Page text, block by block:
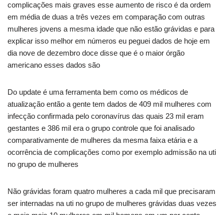
complicações mais graves esse aumento de risco é da ordem
em média de duas a três vezes em comparação com outras
mulheres jovens a mesma idade que não estão grávidas e para
explicar isso melhor em números eu peguei dados de hoje em
dia nove de dezembro doce disse que é o maior órgão
americano esses dados são
Do update é uma ferramenta bem como os médicos de
atualização então a gente tem dados de 409 mil mulheres com
infecção confirmada pelo coronavírus das quais 23 mil eram
gestantes e 386 mil era o grupo controle que foi analisado
comparativamente de mulheres da mesma faixa etária e a
ocorrência de complicações como por exemplo admissão na uti
no grupo de mulheres
Não grávidas foram quatro mulheres a cada mil que precisaram
ser internadas na uti no grupo de mulheres grávidas duas vezes